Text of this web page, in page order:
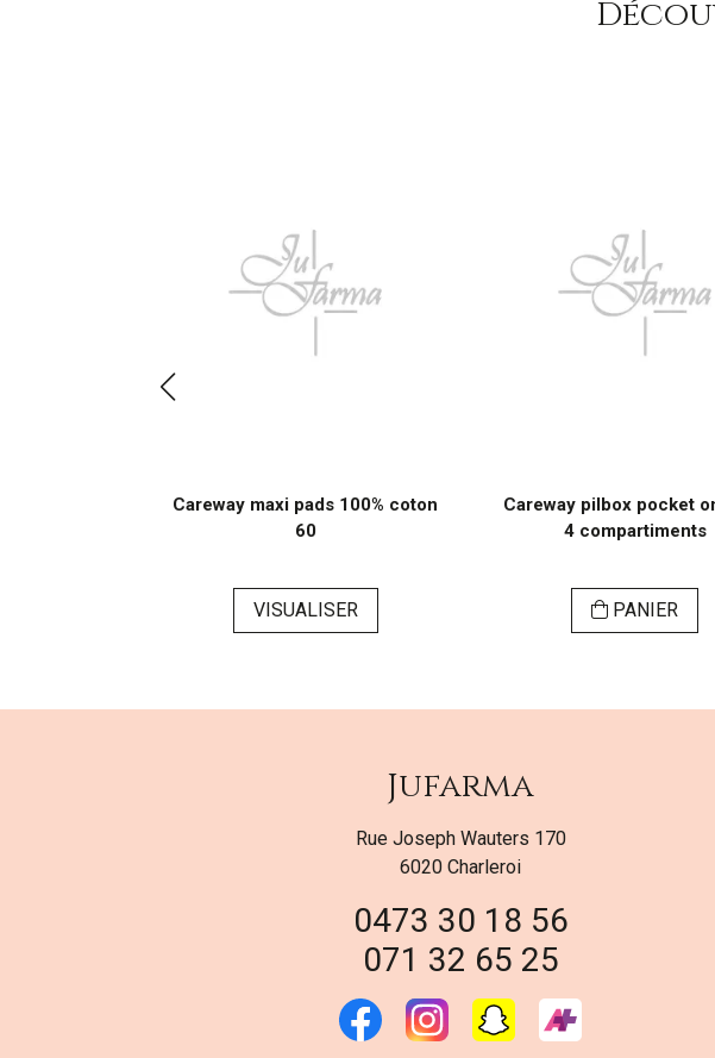
Careway maxi pads 100% coton
60
VISUALISER
Careway pilbox pocket
4 compartiments
PANIER
Jufarma
Rue Joseph Wauters 170
6020 Charleroi
0473 30 18 56
071 32 65 25